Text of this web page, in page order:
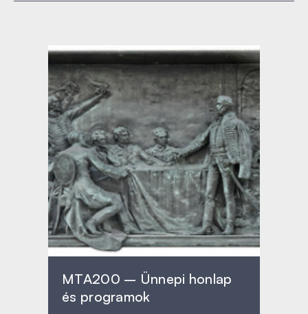
MTA200 – Ünnepi honlap
és programok